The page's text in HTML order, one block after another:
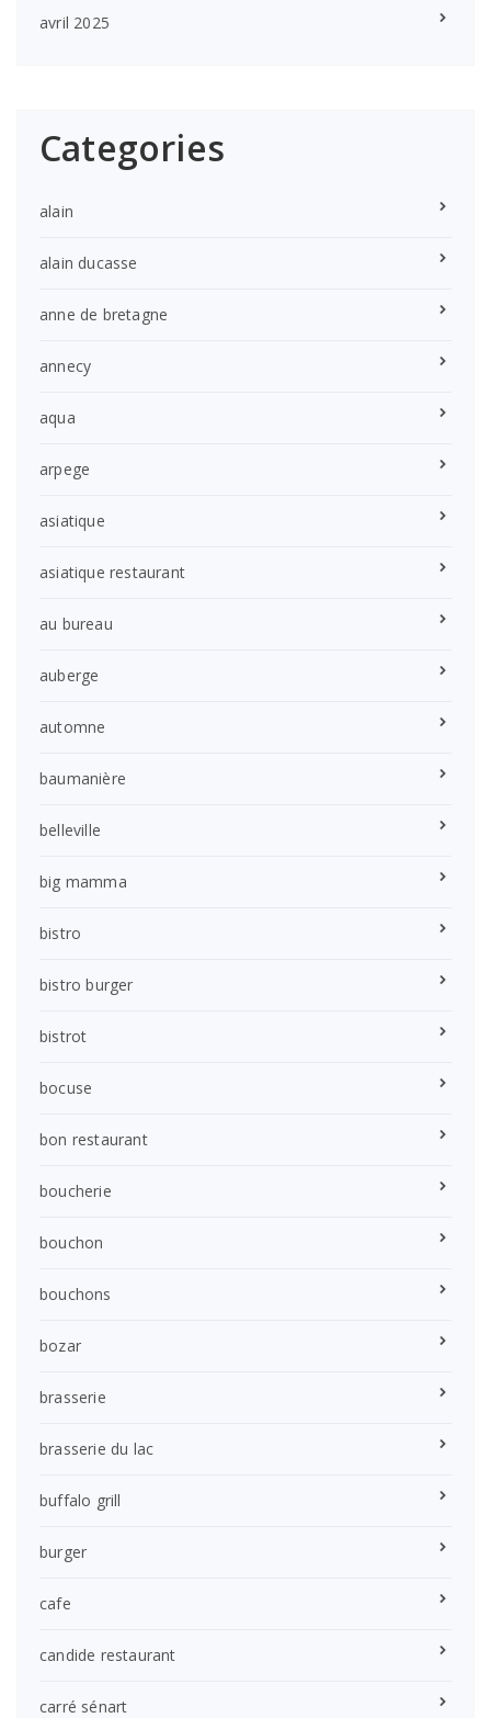
avril 2025
Categories
alain
alain ducasse
anne de bretagne
annecy
aqua
arpege
asiatique
asiatique restaurant
au bureau
auberge
automne
baumanière
belleville
big mamma
bistro
bistro burger
bistrot
bocuse
bon restaurant
boucherie
bouchon
bouchons
bozar
brasserie
brasserie du lac
buffalo grill
burger
cafe
candide restaurant
carré sénart